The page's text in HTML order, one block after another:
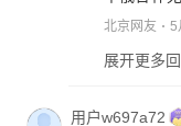
北京网友 5
展开更多
用户w697a72